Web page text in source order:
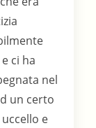
ci ha
nel
un certo
e